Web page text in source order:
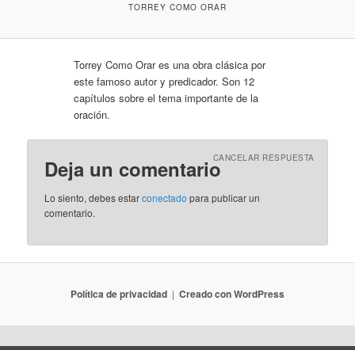
TORREY COMO ORAR
Torrey Como Orar es una obra clásica por
este famoso autor y predicador. Son 12
capítulos sobre el tema importante de la
oración.
Deja un comentarioCANCELAR RESPUESTA
Lo siento, debes estarconectado para publicar un
comentario.
Política de privacidad Creado con WordPress